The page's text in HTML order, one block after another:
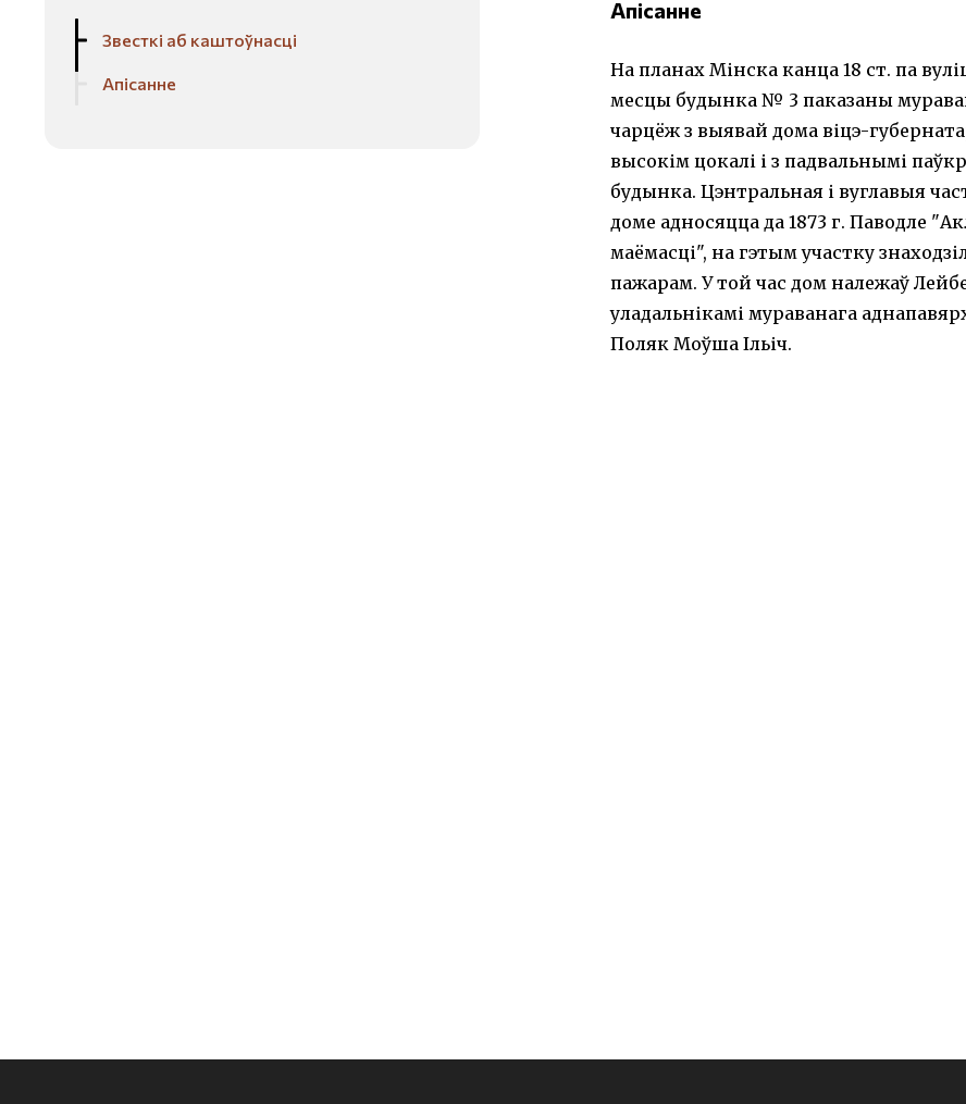
Звесткі аб каштоўнасці
Апісанне
Апісанне
На планах Мінска канца 18 ст. па
месцы будынка № 3 паказаны
чарцёж з выявай дома віцэ-
высокім цокалі і з падвальнымі
будынка. Цэнтральная і вуглавыя
доме адносяцца да 1873 г. Паводле
маёмасці", на гэтым участку
пажарам. У той час дом належаў Лейбе
уладальнікамі мураванага
Поляк Моўша Ільіч.